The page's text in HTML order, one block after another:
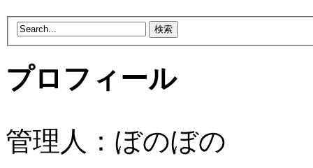
プロフィール
管理人：ぼのぼの